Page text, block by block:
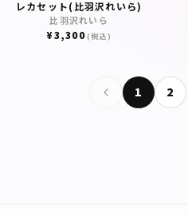
レカセット(比羽沢れいら)
比羽沢れいら
¥3,300(税込)
1 2